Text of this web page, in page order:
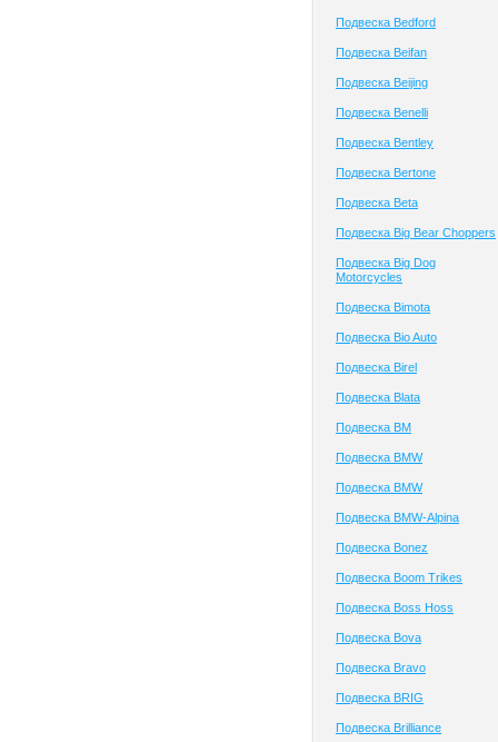
Подвеска Bedford
Подвеска Beifan
Подвеска Beijing
Подвеска Benelli
Подвеска Bentley
Подвеска Bertone
Подвеска Beta
Подвеска Big Bear Choppers
Подвеска Big Dog
Motorcycles
Подвеска Bimota
Подвеска Bio Auto
Подвеска Birel
Подвеска Blata
Подвеска BM
Подвеска BMW
Подвеска BMW
Подвеска BMW-Alpina
Подвеска Bonez
Подвеска Boom Trikes
Подвеска Boss Hoss
Подвеска Bova
Подвеска Bravo
Подвеска BRIG
Подвеска Brilliance